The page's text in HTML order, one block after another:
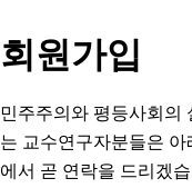
회원가입
민주주의와 평등사회의
는 교수연구자분들은
에서 곧 연락을 드리겠